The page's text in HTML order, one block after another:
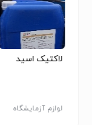
لاکتیک اسید
لوازم آزمایشگاه